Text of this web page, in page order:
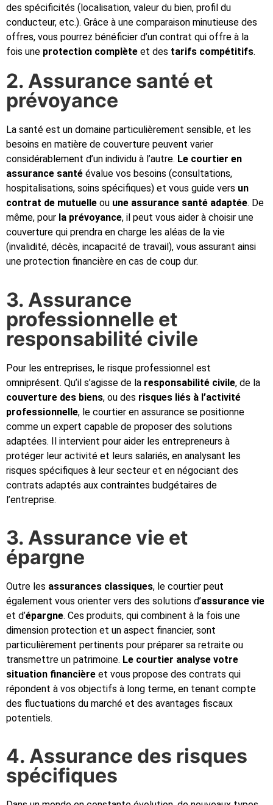
des spécificités (localisation, valeur du bien, profil du
conducteur, etc.). Grâce à une comparaison minutieuse des
offres, vous pourrez bénéficier d’un contrat qui offre à la
fois une protection complète et des tarifs compétitifs.
2. Assurance santé et
prévoyance
La santé est un domaine particulièrement sensible, et les
besoins en matière de couverture peuvent varier
considérablement d’un individu à l’autre. Le courtier en
assurance santé évalue vos besoins (consultations,
hospitalisations, soins spécifiques) et vous guide vers un
contrat de mutuelle ou une assurance santé adaptée. De
même, pour la prévoyance, il peut vous aider à choisir une
couverture qui prendra en charge les aléas de la vie
(invalidité, décès, incapacité de travail), vous assurant ainsi
une protection financière en cas de coup dur.
3. Assurance
professionnelle et
responsabilité civile
Pour les entreprises, le risque professionnel est
omniprésent. Qu’il s’agisse de la responsabilité civile, de la
couverture des biens, ou des risques liés à l’activité
professionnelle, le courtier en assurance se positionne
comme un expert capable de proposer des solutions
adaptées. Il intervient pour aider les entrepreneurs à
protéger leur activité et leurs salariés, en analysant les
risques spécifiques à leur secteur et en négociant des
contrats adaptés aux contraintes budgétaires de
l’entreprise.
3. Assurance vie et
épargne
Outre les assurances classiques, le courtier peut
également vous orienter vers des solutions d’assurance vie
et d’épargne. Ces produits, qui combinent à la fois une
dimension protection et un aspect financier, sont
particulièrement pertinents pour préparer sa retraite ou
transmettre un patrimoine. Le courtier analyse votre
situation financière et vous propose des contrats qui
répondent à vos objectifs à long terme, en tenant compte
des fluctuations du marché et des avantages fiscaux
potentiels.
4. Assurance des risques
spécifiques